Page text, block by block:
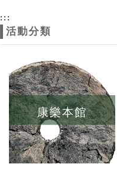
:::
活動分類
康樂本館